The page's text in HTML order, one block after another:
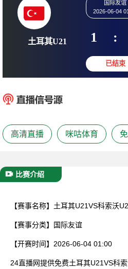
土耳其U21 1
高清直播 咪咕体育
比赛介绍
【赛事名称】 土耳其U21VS科索沃
【赛事分类】 国际友谊
【开赛时间】 2026-06-04 01:00
24直播网提供免费土耳其U21VS科